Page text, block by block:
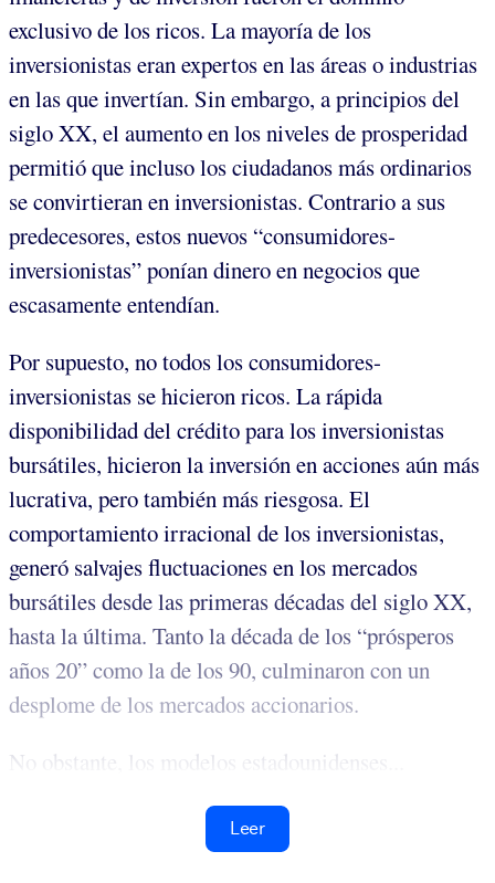
exclusivo de los ricos. La mayoría de los
inversionistas eran expertos en las áreas o industrias
en las que invertían. Sin embargo, a principios del
siglo XX, el aumento en los niveles de prosperidad
permitió que incluso los ciudadanos más ordinarios
se convirtieran en inversionistas. Contrario a sus
predecesores, estos nuevos “consumidores-
inversionistas” ponían dinero en negocios que
escasamente entendían.
Por supuesto, no todos los consumidores-
inversionistas se hicieron ricos. La rápida
disponibilidad del crédito para los inversionistas
bursátiles, hicieron la inversión en acciones aún más
lucrativa, pero también más riesgosa. El
comportamiento irracional de los inversionistas,
generó salvajes fluctuaciones en los mercados
bursátiles desde las primeras décadas del siglo XX,
hasta la última. Tanto la década de los “prósperos
años 20” como la de los 90, culminaron con un
desplome de los mercados accionarios.
No obstante, los modelos estadounidenses...
Leer